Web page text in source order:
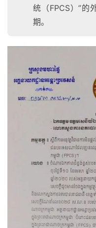
统（FPCS）”的
期。